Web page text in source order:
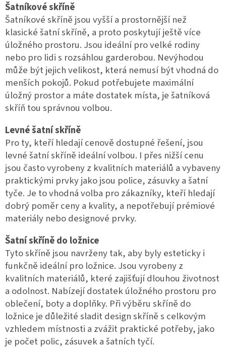
Šatníkové skříně
Šatníkové skříně jsou vyšší a prostornější než
klasické šatní skříně, a proto poskytují ještě více
úložného prostoru. Jsou ideální pro velké rodiny
nebo pro lidi s rozsáhlou garderobou. Nevýhodou
může být jejich velikost, která nemusí být vhodná do
menších pokojů. Pokud potřebujete maximální
úložný prostor a máte dostatek místa, je šatníková
skříň tou správnou volbou.
Levné šatní skříně
Pro ty, kteří hledají cenově dostupné řešení, jsou
levné šatní skříně ideální volbou. I přes nižší cenu
jsou často vyrobeny z kvalitních materiálů a vybaveny
praktickými prvky jako jsou police, zásuvky a šatní
tyče. Je to vhodná volba pro zákazníky, kteří hledají
dobrý poměr ceny a kvality, a nepotřebují prémiové
materiály nebo designové prvky.
Šatní skříně do ložnice
Tyto skříně jsou navrženy tak, aby byly esteticky i
funkčně ideální pro ložnice. Jsou vyrobeny z
kvalitních materiálů, které zajišťují dlouhou životnost
a odolnost. Nabízejí dostatek úložného prostoru pro
oblečení, boty a doplňky. Při výběru skříně do
ložnice je důležité sladit design skříně s celkovým
vzhledem místnosti a zvážit praktické potřeby, jako
je počet polic, zásuvek a šatních tyčí.